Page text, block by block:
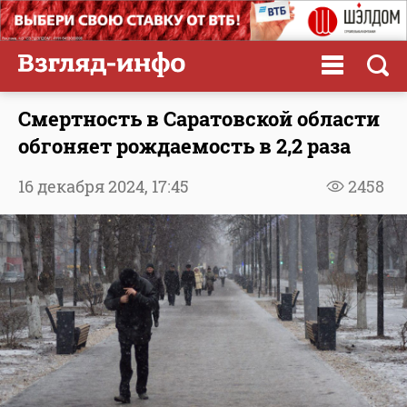
Смертность в Саратовской области
обгоняет рождаемость в 2,2 раза
2458
16 декабря 2024, 17:45